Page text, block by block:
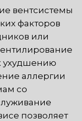
вентсистемы
факторов
или
ухудшению
аллергии
со
позволяет